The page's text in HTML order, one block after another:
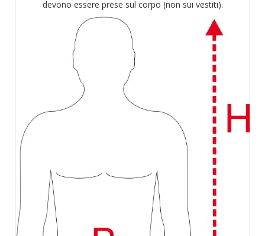
devono essere prese sul corpo (non sui vestiti).